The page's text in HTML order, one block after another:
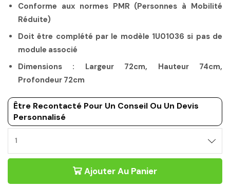
Conforme aux normes PMR (Personnes à Mobilité
Réduite)
Doit être complété par le modèle 1U01036 si pas de
module associé
Dimensions : Largeur 72cm, Hauteur 74cm,
Profondeur 72cm
Être Recontacté Pour Un Conseil Ou Un Devis
Personnalisé
Ajouter Au Panier